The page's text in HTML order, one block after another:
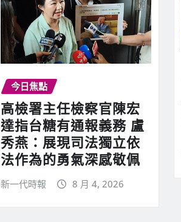
今日焦點
高檢署主任檢察官陳宏
達指台糖有通報義務 盧
秀燕：展現司法獨立依
法作為的勇氣深感敬佩
新一代時報 8 月 4, 2026